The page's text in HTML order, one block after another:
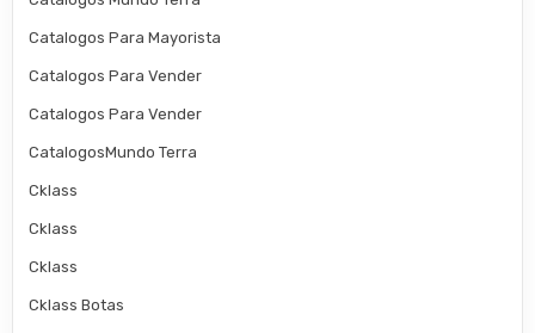
Catalogos Para Mayorista
Catalogos Para Vender
Catalogos Para Vender
CatalogosMundo Terra
Cklass
Cklass
Cklass
Cklass Botas